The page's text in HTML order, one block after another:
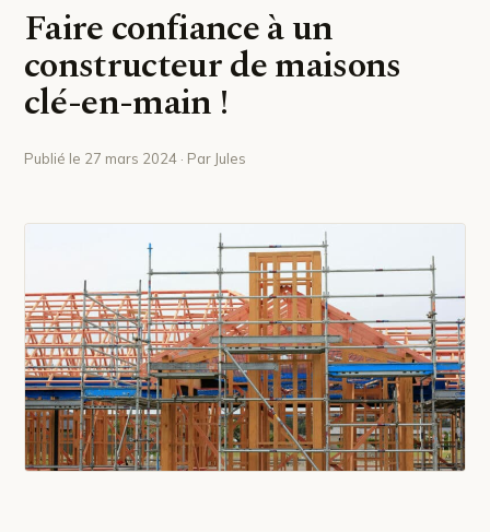
Faire confiance à un
constructeur de maisons
clé-en-main !
Publié le 27 mars 2024 · Par Jules